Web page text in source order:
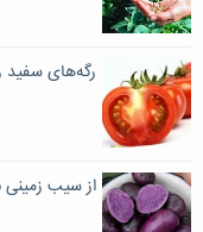
رگه‌های سفید
از سیب